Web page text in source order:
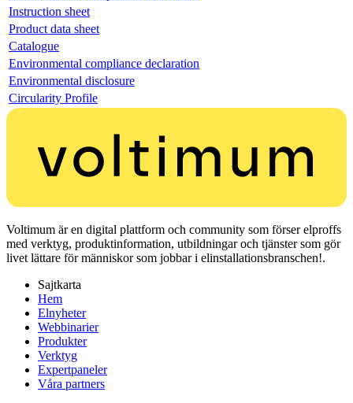
Instruction sheet
Product data sheet
Catalogue
Environmental compliance declaration
Environmental disclosure
Circularity Profile
Voltimum är en digital plattform och community som förser elproffs
med verktyg, produktinformation, utbildningar och tjänster som gör
livet lättare för människor som jobbar i elinstallationsbranschen!.
Sajtkarta
Hem
Elnyheter
Webbinarier
Produkter
Verktyg
Expertpaneler
Våra partners